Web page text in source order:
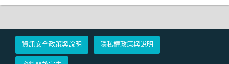
資訊安全政策與說明 隱私權政策與說明